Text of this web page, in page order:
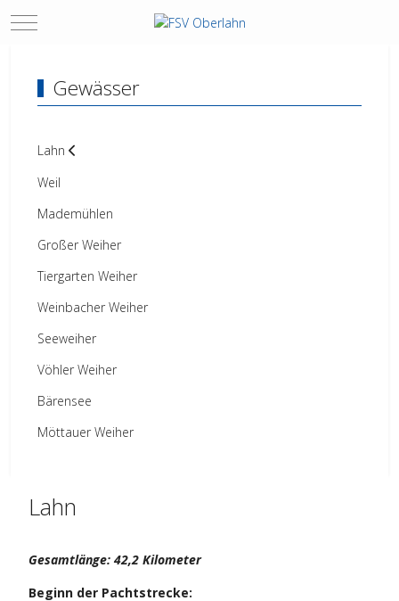
Mobile Menu Toggle
Gewässer
Lahn
Weil
Mademühlen
Großer Weiher
Tiergarten Weiher
Weinbacher Weiher
Seeweiher
Vöhler Weiher
Bärensee
Möttauer Weiher
Lahn
Gesamtlänge: 42,2 Kilometer
Beginn der Pachtstrecke: